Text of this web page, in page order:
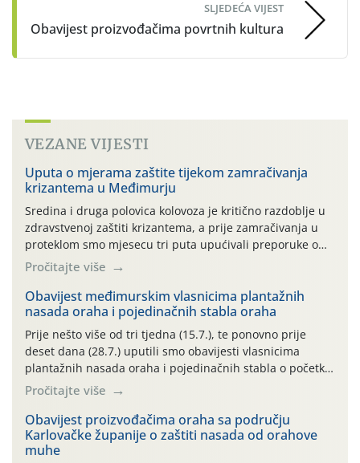
SLJEDEĆA VIJEST
Obavijest proizvođačima povrtnih kultura
VEZANE VIJESTI
Uputa o mjerama zaštite tijekom zamračivanja
krizantema u Međimurju
Sredina i druga polovica kolovoza je kritično razdoblje u
zdravstvenoj zaštiti krizantema, a prije zamračivanja u
proteklom smo mjesecu tri puta upućivali preporuke o
preventivnim mjerama zaštite krizantema od najčešćih
uzročnika bolesti, štetnika i fito-fagnih grinja (23.7., 14.7.,
06.7.)! Na početku ovog mjeseca je zabilježeno je
povijesno i ekstremno vruće meteorološko razdoblje, uz
najviše temperature […]
Pročitajte više
Obavijest međimurskim vlasnicima plantažnih
nasada oraha i pojedinačnih stabla oraha
Prije nešto više od tri tjedna (15.7.), te ponovno prije
deset dana (28.7.) uputili smo obavijesti vlasnicima
plantažnih nasada oraha i pojedinačnih stabla o početku
leta i ovogodišnjoj potrebi usmjerenog suzbijanja
orahove muhe (Rhagoletis completa)! Već dvanaest dana
traje drugi ovogodišnji “toplinski udar”, koji naročito
izražen zadnja šest dana (31.7.-05.8.), jer najviše
temperature zraka svakodnevno […]
Pročitajte više
Obavijest proizvođačima oraha sa području
Karlovačke županije o zaštiti nasada od orahove
muhe